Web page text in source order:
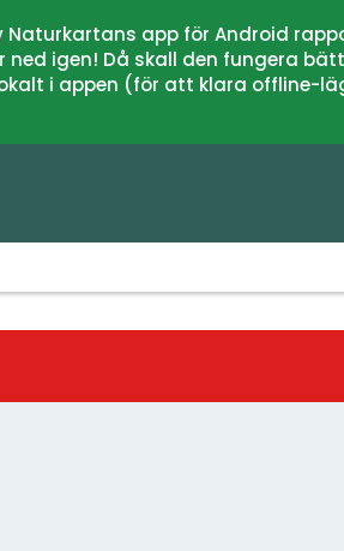
Naturkartans app för Android
igen! Då skall den fungera
i appen (för att klara offline-